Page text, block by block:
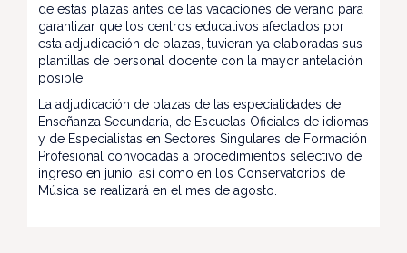
de estas plazas antes de las vacaciones de verano para
garantizar que los centros educativos afectados por
esta adjudicación de plazas, tuvieran ya elaboradas sus
plantillas de personal docente con la mayor antelación
posible.
La adjudicación de plazas de las especialidades de
Enseñanza Secundaria, de Escuelas Oficiales de idiomas
y de Especialistas en Sectores Singulares de Formación
Profesional convocadas a procedimientos selectivo de
ingreso en junio, así como en los Conservatorios de
Música se realizará en el mes de agosto.